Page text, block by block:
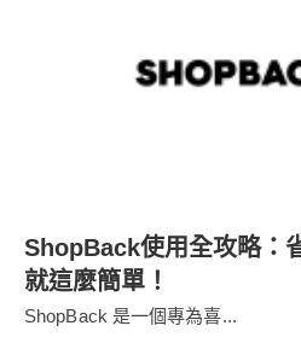
ShopBack使用全攻略：
就這麼簡單！
ShopBack 是一個專為喜...